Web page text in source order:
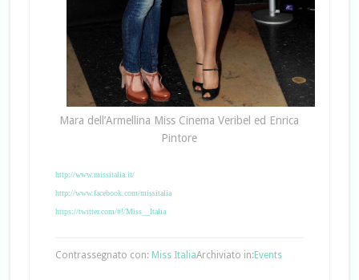
Mara dell’Armellina Miss Cinema Veribel ed Enrica
Pintore
http://www.missitalia.it/
http://www.facebook.com/missitalia
https://twitter.com/#!/Miss__Italia
Archiviato in: Events
Contrassegnato con: Miss Italia